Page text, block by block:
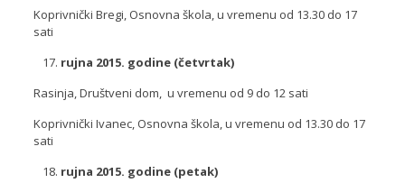
Koprivnički Bregi, Osnovna škola, u vremenu od 13.30 do 17
sati
rujna 2015. godine (četvrtak)
Rasinja, Društveni dom, u vremenu od 9 do 12 sati
Koprivnički Ivanec, Osnovna škola, u vremenu od 13.30 do 17
sati
rujna 2015. godine (petak)